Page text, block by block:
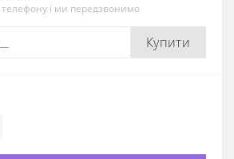
і ми передзвонимо
Купити